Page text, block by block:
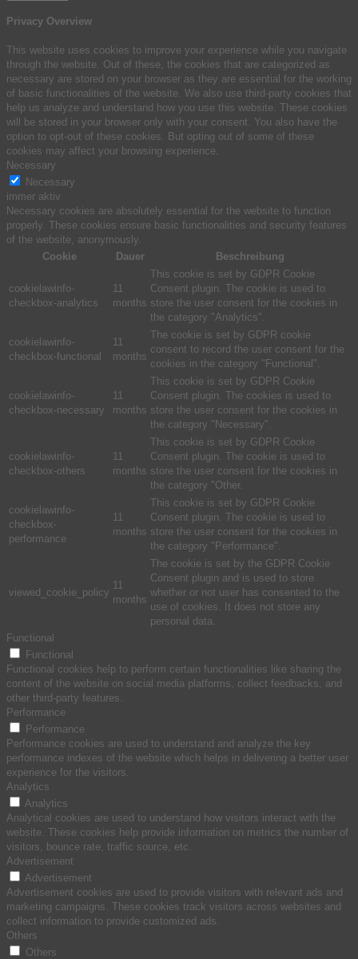
Privacy Overview
This website uses cookies to improve your experience while you navigate
through the website. Out of these, the cookies that are categorized as
necessary are stored on your browser as they are essential for the working
of basic functionalities of the website. We also use third-party cookies that
help us analyze and understand how you use this website. These cookies
will be stored in your browser only with your consent. You also have the
option to opt-out of these cookies. But opting out of some of these
cookies may affect your browsing experience.
Necessary
Necessary
immer aktiv
Necessary cookies are absolutely essential for the website to function
properly. These cookies ensure basic functionalities and security features
of the website, anonymously.
Cookie
Dauer Beschreibung
cookielawinfo-
checkbox-analytics
11
months
This cookie is set by GDPR Cookie
Consent plugin. The cookie is used to
store the user consent for the cookies in
the category "Analytics".
cookielawinfo-
checkbox-functional
11
months
The cookie is set by GDPR cookie
consent to record the user consent for the
cookies in the category "Functional".
cookielawinfo-
checkbox-necessary
11
months
This cookie is set by GDPR Cookie
Consent plugin. The cookies is used to
store the user consent for the cookies in
the category "Necessary".
cookielawinfo-
checkbox-others
11
months
This cookie is set by GDPR Cookie
Consent plugin. The cookie is used to
store the user consent for the cookies in
the category "Other.
cookielawinfo-
checkbox-
performance
11
months
This cookie is set by GDPR Cookie
Consent plugin. The cookie is used to
store the user consent for the cookies in
the category "Performance".
viewed_cookie_policy
11
months
The cookie is set by the GDPR Cookie
Consent plugin and is used to store
whether or not user has consented to the
use of cookies. It does not store any
personal data.
Functional
Functional
Functional cookies help to perform certain functionalities like sharing the
content of the website on social media platforms, collect feedbacks, and
other third-party features.
Performance
Performance
Performance cookies are used to understand and analyze the key
performance indexes of the website which helps in delivering a better user
experience for the visitors.
Analytics
Analytics
Analytical cookies are used to understand how visitors interact with the
website. These cookies help provide information on metrics the number of
visitors, bounce rate, traffic source, etc.
Advertisement
Advertisement
Advertisement cookies are used to provide visitors with relevant ads and
marketing campaigns. These cookies track visitors across websites and
collect information to provide customized ads.
Others
Others